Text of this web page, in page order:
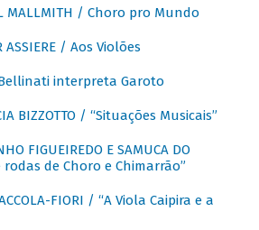
MALLMITH / Choro pro Mundo
ASSIERE / Aos Violões
interpreta Garoto
BIZZOTTO / “Situações Musicais”
FIGUEIREDO E SAMUCA DO
rodas de Choro e Chimarrão”
FIORI / “A Viola Caipira e a